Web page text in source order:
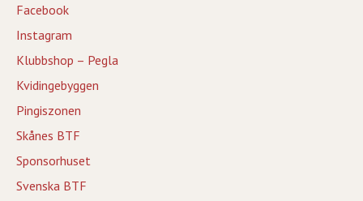
Facebook
Instagram
Klubbshop – Pegla
Kvidingebyggen
Pingiszonen
Skånes BTF
Sponsorhuset
Svenska BTF